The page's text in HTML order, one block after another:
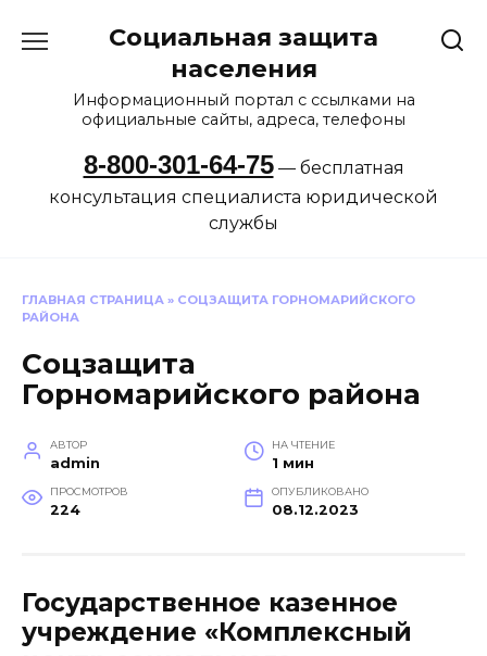
Социальная защита
населения
Информационный портал с ссылками на
официальные сайты, адреса, телефоны
8-800-301-64-75— бесплатная
консультация специалиста юридической
службы
ГЛАВНАЯ СТРАНИЦА » СОЦЗАЩИТА ГОРНОМАРИЙСКОГО
РАЙОНА
Соцзащита
Горномарийского района
АВТОР
admin
НА ЧТЕНИЕ
1 мин
ПРОСМОТРОВ
224
ОПУБЛИКОВАНО
08.12.2023
Государственное казенное
учреждение «Комплексный